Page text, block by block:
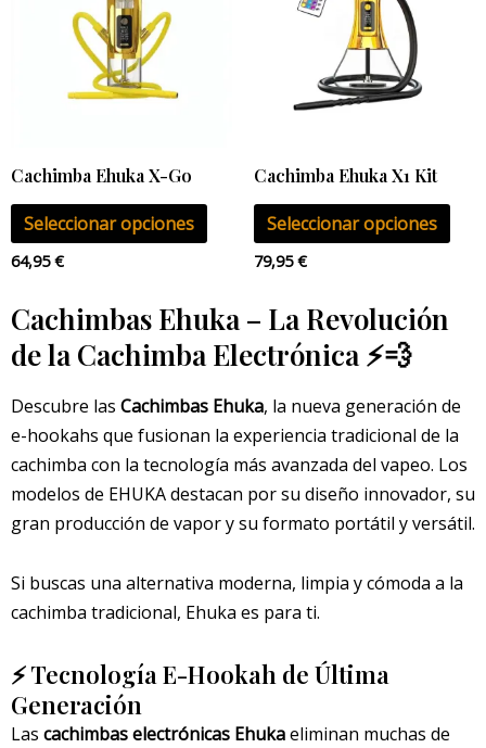
Cachimba Ehuka X-Go
Seleccionar opciones
pueden
elegir
de
producto
64,95€
Cachimba Ehuka X1 Kit
Seleccionar opciones
79,95€
Cachimbas Ehuka – La Revolución
de la Cachimba Electrónica ⚡💨
Descubre las Cachimbas Ehuka, la nueva generación de
e-hookahs que fusionan la experiencia tradicional de la
cachimba con la tecnología más avanzada del vapeo. Los
modelos de EHUKAdestacan por su diseño innovador, su
gran producción de vapor y su formato portátil y versátil.
Si buscas una alternativa moderna, limpia y cómoda a la
cachimba tradicional, Ehuka es para ti.
⚡ Tecnología E-Hookah de Última
Generación
Las cachimbas electrónicas Ehukaeliminan muchas de